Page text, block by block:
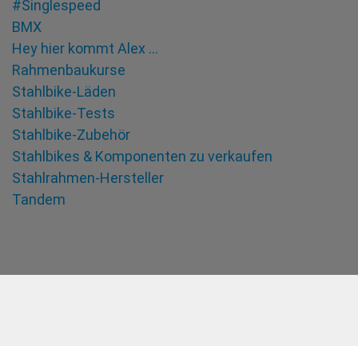
#Singlespeed
BMX
Hey hier kommt Alex …
Rahmenbaukurse
Stahlbike-Läden
Stahlbike-Tests
Stahlbike-Zubehör
Stahlbikes & Komponenten zu verkaufen
Stahlrahmen-Hersteller
Tandem